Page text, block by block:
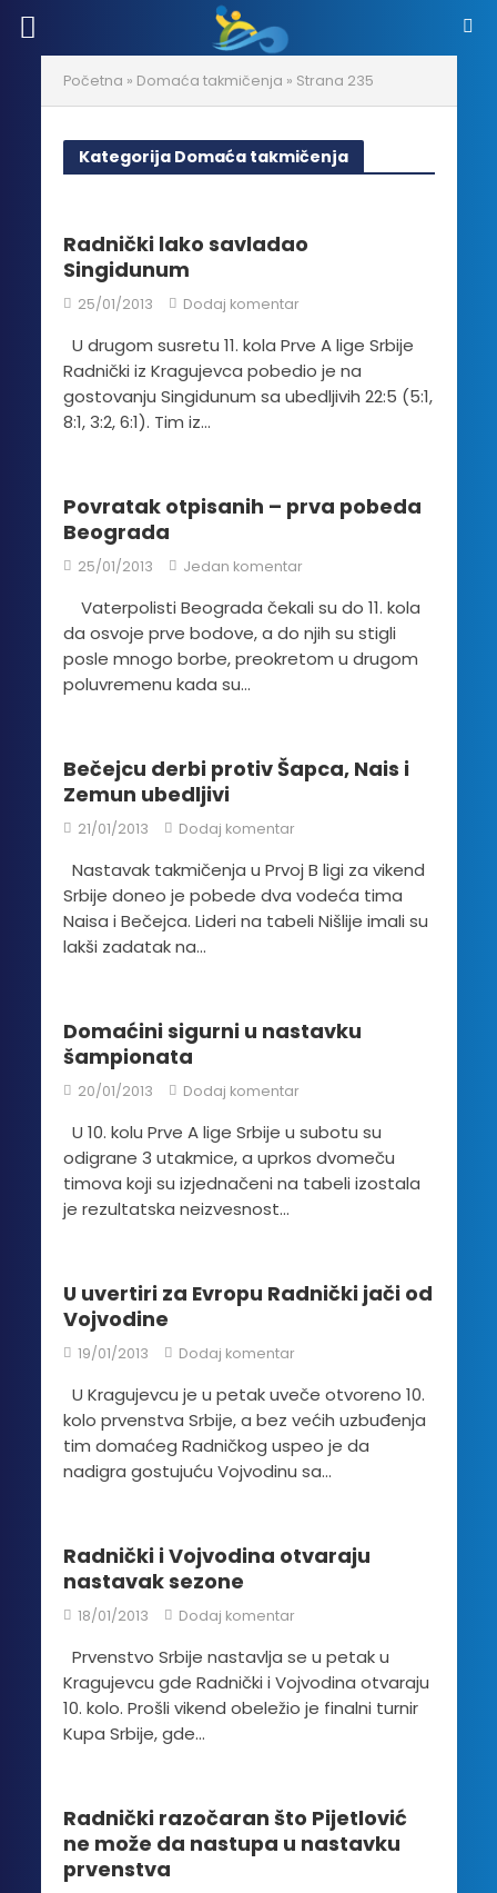
Početna » Domaća takmičenja » Strana 235
Kategorija Domaća takmičenja
Radnički lako savladao
Singidunum
25/01/2013 Dodaj komentar
U drugom susretu 11. kola Prve A lige Srbije
Radnički iz Kragujevca pobedio je na
gostovanju Singidunum sa ubedljivih 22:5 (5:1,
8:1, 3:2, 6:1). Tim iz...
Povratak otpisanih – prva pobeda
Beograda
25/01/2013 Jedan komentar
Vaterpolisti Beograda čekali su do 11. kola
da osvoje prve bodove, a do njih su stigli
posle mnogo borbe, preokretom u drugom
poluvremenu kada su...
Bečejcu derbi protiv Šapca, Nais i
Zemun ubedljivi
21/01/2013 Dodaj komentar
Nastavak takmičenja u Prvoj B ligi za vikend
Srbije doneo je pobede dva vodeća tima
Naisa i Bečejca. Lideri na tabeli Nišlije imali su
lakši zadatak na...
Domaćini sigurni u nastavku
šampionata
20/01/2013 Dodaj komentar
U 10. kolu Prve A lige Srbije u subotu su
odigrane 3 utakmice, a uprkos dvomeču
timova koji su izjednačeni na tabeli izostala
je rezultatska neizvesnost...
U uvertiri za Evropu Radnički jači od
Vojvodine
19/01/2013 Dodaj komentar
U Kragujevcu je u petak uveče otvoreno 10.
kolo prvenstva Srbije, a bez većih uzbuđenja
tim domaćeg Radničkog uspeo je da
nadigra gostujuću Vojvodinu sa...
Radnički i Vojvodina otvaraju
nastavak sezone
18/01/2013 Dodaj komentar
Prvenstvo Srbije nastavlja se u petak u
Kragujevcu gde Radnički i Vojvodina otvaraju
10. kolo. Prošli vikend obeležio je finalni turnir
Kupa Srbije, gde...
Radnički razočaran što Pijetlović
ne može da nastupa u nastavku
prvenstva